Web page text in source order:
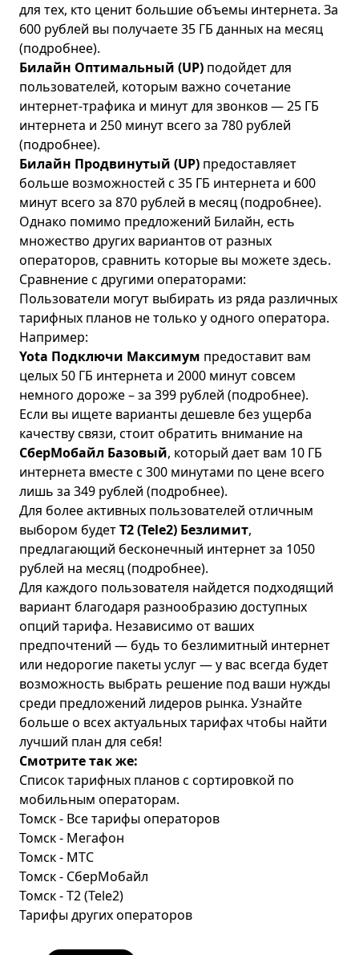
для тех, кто ценит большие объемы интернета. За
600 рублей вы получаете 35 ГБ данных на месяц
(подробнее).
Билайн Оптимальный (UP) подойдет для
пользователей, которым важно сочетание
интернет-трафика и минут для звонков — 25 ГБ
интернета и 250 минут всего за 780 рублей
(подробнее).
Билайн Продвинутый (UP) предоставляет
больше возможностей с 35 ГБ интернета и 600
минут всего за 870 рублей в месяц (подробнее).
Однако помимо предложений Билайн, есть
множество других вариантов от разных
операторов, сравнить которые вы можетездесь.
Сравнение с другими операторами:
Пользователи могут выбирать из ряда различных
тарифных планов не только у одного оператора.
Например:
Yota Подключи Максимум предоставит вам
целых 50 ГБ интернета и 2000 минут совсем
немного дороже – за 399 рублей (подробнее).
Если вы ищете варианты дешевле без ущерба
качеству связи, стоит обратить внимание на
СберМобайл Базовый, который дает вам 10 ГБ
интернета вместе с 300 минутами по цене всего
лишь за 349 рублей (подробнее).
Для более активных пользователей отличным
выбором будетT2 (Tele2) Безлимит,
предлагающий бесконечный интернет за 1050
рублей на месяц (подробнее).
Для каждого пользователя найдется подходящий
вариант благодаря разнообразию доступных
опций тарифа. Независимо от ваших
предпочтений — будь то безлимитный интернет
или недорогие пакеты услуг — у вас всегда будет
возможность выбрать решение под ваши нужды
среди предложений лидеров рынка. Узнайте
больше о всех актуальныхтарифах чтобы найти
лучший план для себя!
Смотрите так же:
Список тарифных планов с сортировкой по
мобильным операторам.
Томск - Все тарифы операторов
Томск - Мегафон
Томск - МТС
Томск - СберМобайл
Томск - T2 (Tele2)
Тарифы других операторов